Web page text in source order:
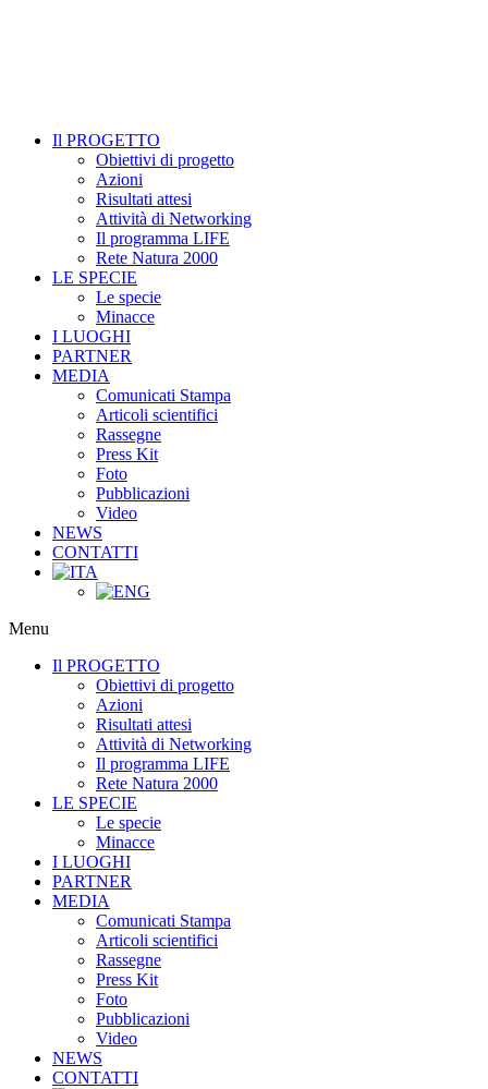
Il PROGETTO
Obiettivi di progetto
Azioni
Risultati attesi
Attività di Networking
Il programma LIFE
Rete Natura 2000
LE SPECIE
Le specie
Minacce
I LUOGHI
PARTNER
MEDIA
Comunicati Stampa
Articoli scientifici
Rassegne
Press Kit
Foto
Pubblicazioni
Video
NEWS
CONTATTI
Menu
Il PROGETTO
Obiettivi di progetto
Azioni
Risultati attesi
Attività di Networking
Il programma LIFE
Rete Natura 2000
LE SPECIE
Le specie
Minacce
I LUOGHI
PARTNER
MEDIA
Comunicati Stampa
Articoli scientifici
Rassegne
Press Kit
Foto
Pubblicazioni
Video
NEWS
CONTATTI